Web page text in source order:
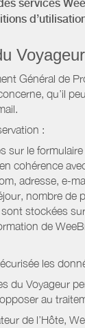
services
Voyageur
Général de
qu’il
:
sur le
cohérence
adresse, e-
nombre de
stockées
de
les
du Voyageur
au
de l’Hôte,